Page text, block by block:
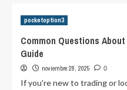
pocketoption3
Common Questions
Guide
noviembre 28, 2025 0
If you're new to trading or